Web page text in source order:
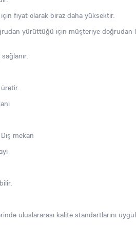
için fiyat olarak biraz daha yüksektir.
yürüttüğü için müşteriye doğrudan
mekan
uluslararası kalite standartlarını